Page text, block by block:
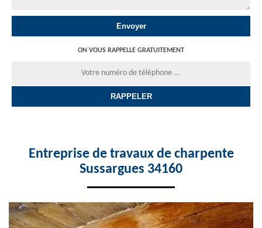
ON VOUS RAPPELLE GRATUITEMENT
Entreprise de travaux de charpente
Sussargues 34160